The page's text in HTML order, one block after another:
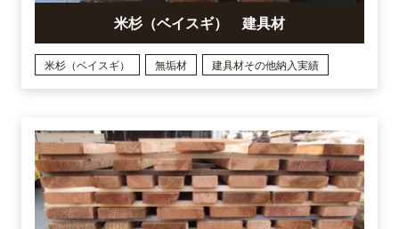
米杉（ベイスギ） 建具材
米杉（ベイスギ） 無垢材 建具材その他納入実績